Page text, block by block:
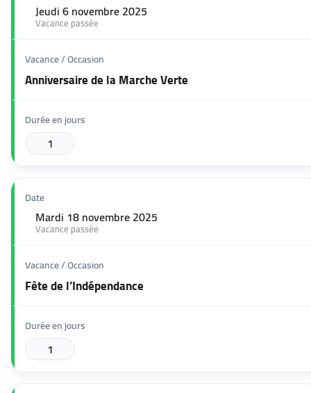
Jeudi 6 novembre 2025
Vacance passée
Anniversaire de la Marche Verte
1
Mardi 18 novembre 2025
Vacance passée
Fête de l’Indépendance
1